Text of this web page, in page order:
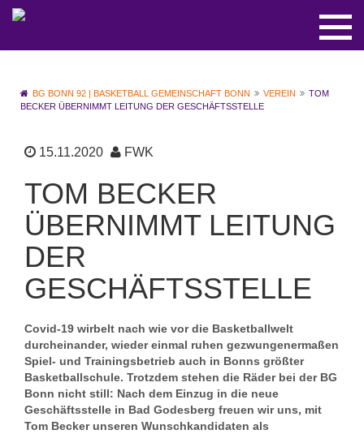
BG BONN 92 | BASKETBALL GEMEINSCHAFT BONN VEREIN
TOM
BECKER ÜBERNIMMT LEITUNG DER GESCHÄFTSSTELLE
15.11.2020 FWK
TOM BECKER
ÜBERNIMMT LEITUNG
DER
GESCHÄFTSSTELLE
Covid-19 wirbelt nach wie vor die Basketballwelt
durcheinander, wieder einmal ruhen gezwungenermaßen
Spiel- und Trainingsbetrieb auch in Bonns größter
Basketballschule. Trotzdem stehen die Räder bei der BG
Bonn nicht still: Nach dem Einzug in die neue
Geschäftsstelle in Bad Godesberg freuen wir uns, mit
Tom Becker unseren Wunschkandidaten als